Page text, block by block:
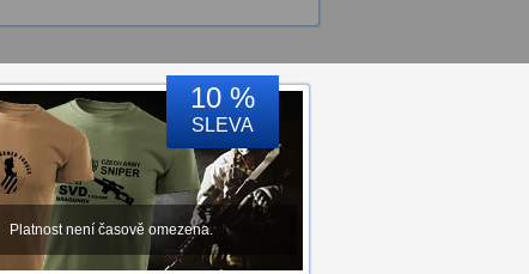
10 %
SLEVA
Platnost není časově omezena.